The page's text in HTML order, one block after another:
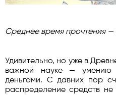
Среднее время прочтения —
Удивительно, но уже в
важной науке — умению
деньгами. С давних пор
распределение средств